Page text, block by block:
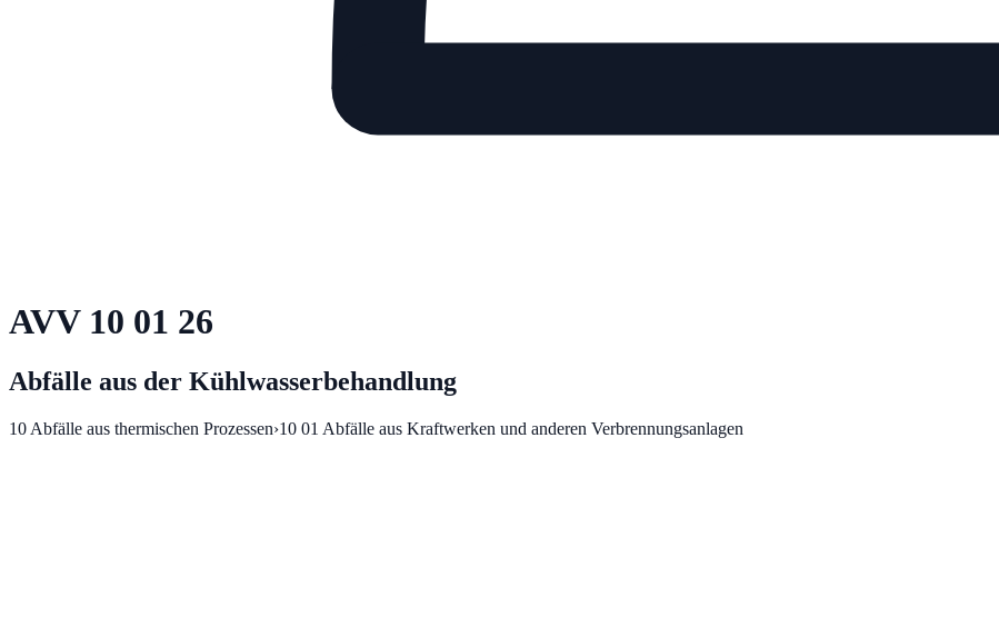
AVV 10 01 26
Abfälle aus der Kühlwasserbehandlung
10 Abfälle aus thermischen Prozessen›10 01 Abfälle aus Kraftwerken und anderen Verbrennungsanlagen